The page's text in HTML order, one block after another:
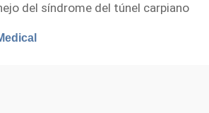
del síndrome del túnel carpiano